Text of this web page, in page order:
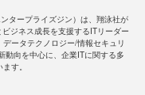
タープライズジン）は、翔泳社が
ジネス成長を支援するITリーダー
ータテクノロジー/情報セキュリ
動向を中心に、企業ITに関する多
す。